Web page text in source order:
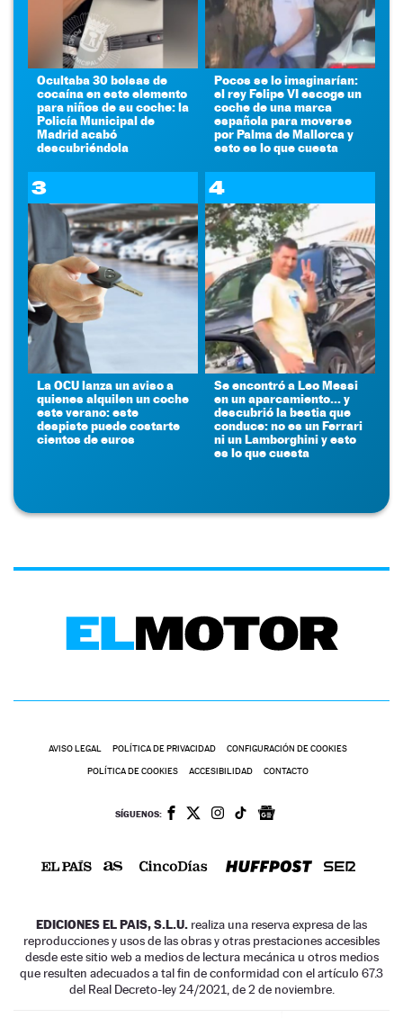
Ocultaba 30 bolsas de
cocaína en este elemento
para niños de su coche: la
Policía Municipal de
Madrid acabó
descubriéndola
Pocos se lo imaginarían:
el rey Felipe VI escoge un
coche de una marca
española para moverse
por Palma de Mallorca y
esto es lo que cuesta
3
La OCU lanza un aviso a
quienes alquilen un coche
este verano: este
despiste puede costarte
cientos de euros
4
Se encontró a Leo Messi
en un aparcamiento... y
descubrió la bestia que
conduce: no es un Ferrari
ni un Lamborghini y esto
es lo que cuesta
AVISO LEGAL POLÍTICA DE PRIVACIDAD CONFIGURACIÓN DE COOKIES
POLÍTICA DE COOKIES ACCESIBILIDAD CONTACTO
SÍGUENOS:
EDICIONES EL PAIS, S.L.U. realiza una reserva expresa de las
reproducciones y usos de las obras y otras prestaciones accesibles
desde este sitio web a medios de lectura mecánica u otros medios
que resulten adecuados a tal fin de conformidad con el artículo 67.3
del Real Decreto-ley 24/2021, de 2 de noviembre.